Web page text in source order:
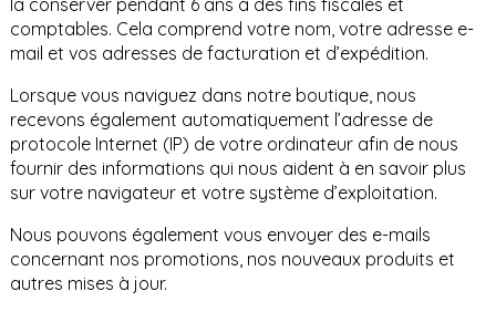
comptables. Cela comprend votre nom, votre adresse e-
mail et vos adresses de facturation et d’expédition.
Lorsque vous naviguez dans notre boutique, nous
recevons également automatiquement l’adresse de
protocole Internet (IP) de votre ordinateur afin de nous
fournir des informations qui nous aident à en savoir plus
sur votre navigateur et votre système d’exploitation.
Nous pouvons également vous envoyer des e-mails
concernant nos promotions, nos nouveaux produits et
autres mises à jour.